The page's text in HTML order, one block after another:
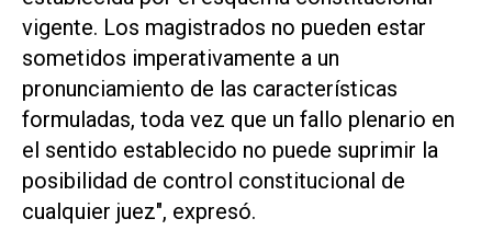
vigente. Los magistrados no pueden estar
sometidos imperativamente a un
pronunciamiento de las características
formuladas, toda vez que un fallo plenario en
el sentido establecido no puede suprimir la
posibilidad de control constitucional de
cualquier juez", expresó.